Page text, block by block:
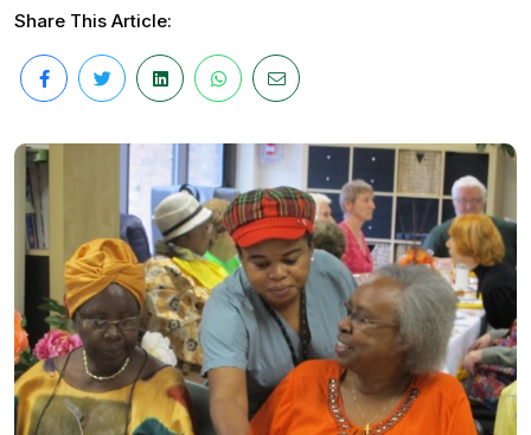
Share This Article: